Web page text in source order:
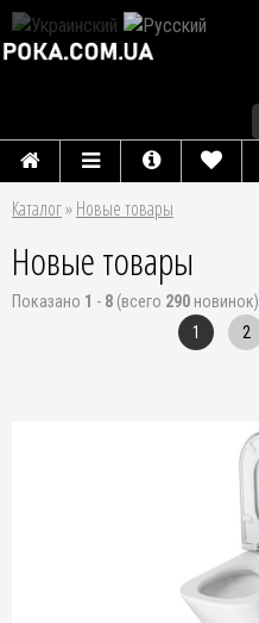
Каталог»Новые товары
Новые товары
Показано 1 - 8 (всего 290 новинок)
1
2